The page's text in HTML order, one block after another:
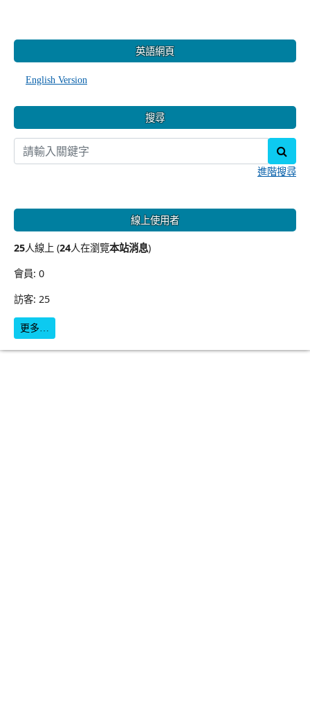
英語網頁
English Version
搜尋
進階搜尋
線上使用者
25人線上 (24人在瀏覽本站消息)
會員: 0
訪客: 25
更多…